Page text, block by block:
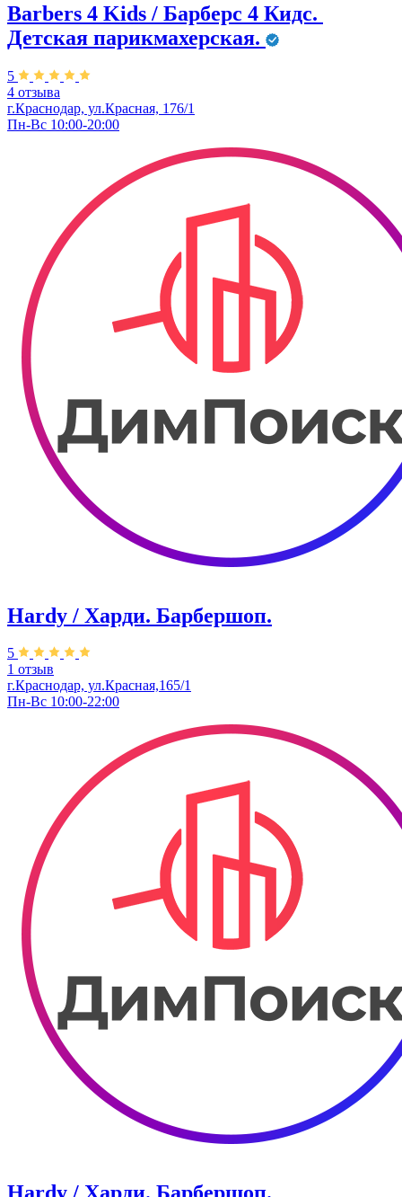
Barbers 4 Kids / Барберс 4 Кидс. ​
Детская парикмахерская.
5
4 отзыва
г.Краснодар, ул.Красная, 176/1
Пн-Вс 10:00-20:00
Hardy / Харди. Барбершоп.
5
1 отзыв
г.Краснодар, ул.Красная,165/1
Пн-Вс 10:00-22:00